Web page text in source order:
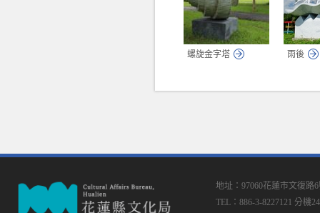
螺旋金字塔 雨後
地址：97060花蓮市文復路
TEL：886-3-8227121 分機